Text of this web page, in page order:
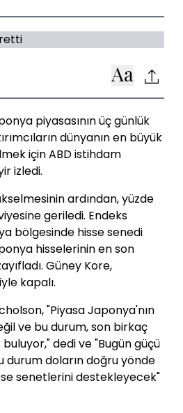
piyasasının üç günlük
dünyanın en büyük
için ABD istihdam
izledi.
ardından, yüzde
geriledi. Endeks
bölgesinde hisse senedi
hisselerinin en son
Güney Kore,
kapalı.
"Piyasa Japonya'nın
ve bu durum, son birkaç
dedi ve "Bugün güçü
durum doların doğru yönde
senetlerini destekleyecek"